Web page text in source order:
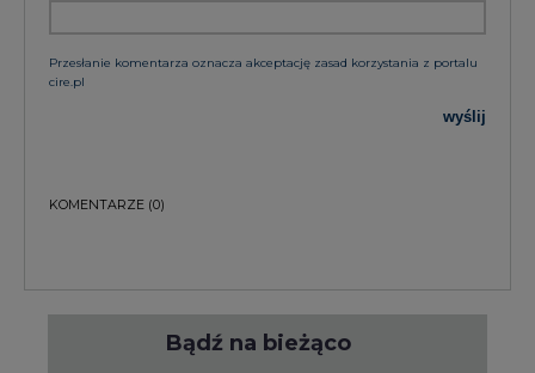
Przesłanie komentarza oznacza akceptację zasad korzystania z portalu
cire.pl
wyślij
KOMENTARZE (0)
Bądź na bieżąco